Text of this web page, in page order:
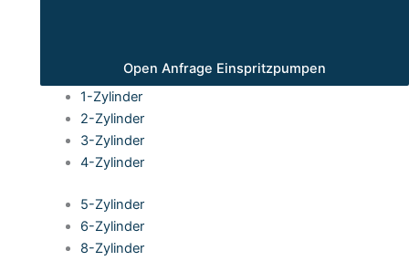
Open Anfrage Einspritzpumpen
1-Zylinder
2-Zylinder
3-Zylinder
4-Zylinder
5-Zylinder
6-Zylinder
8-Zylinder